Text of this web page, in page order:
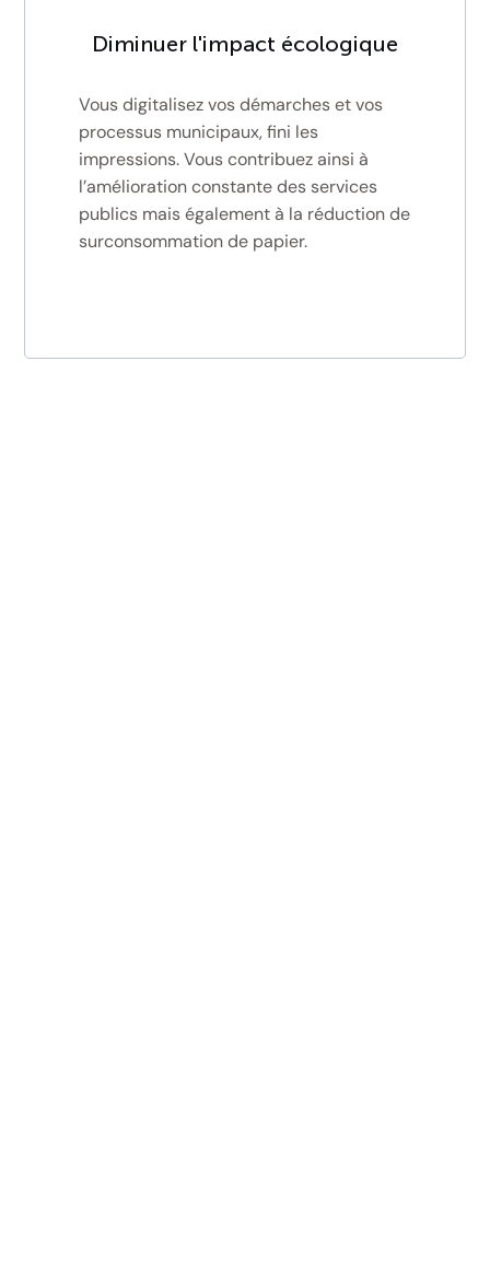
Diminuer l'impact écologique
Vous digitalisez vos démarches et vos
processus municipaux, fini les
impressions. Vous contribuez ainsi à
l’amélioration constante des services
publics mais également à la réduction de
surconsommation de papier.